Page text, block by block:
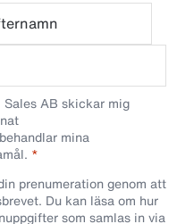
AB skickar mig
mina
prenumeration genom att
Du kan läsa om hur
som samlas in via